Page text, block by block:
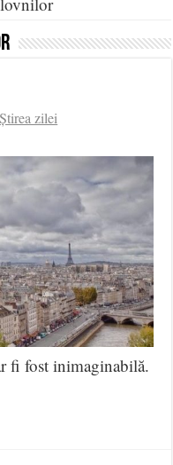
Știrea zilei
fi fost inimaginabilă.